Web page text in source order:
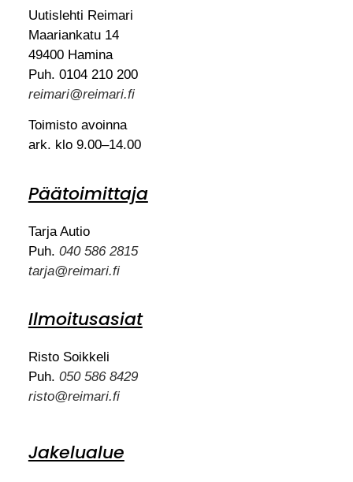
Uutislehti Reimari
Maariankatu 14
49400 Hamina
Puh. 0104 210 200
reimari@reimari.fi
Toimisto avoinna
ark. klo 9.00–14.00
Päätoimittaja
Tarja Autio
Puh. 040 586 2815
tarja@reimari.fi
Ilmoitusasiat
Risto Soikkeli
Puh. 050 586 8429
risto@reimari.fi
Jakelualue